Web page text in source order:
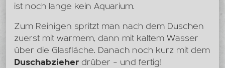
ist noch lange kein Aquarium.
Zum Reinigen spritzt man nach dem Duschen
zuerst mit warmem, dann mit kaltem Wasser
über die Glasfläche. Danach noch kurz mit dem
Duschabzieher drüber – und fertig!